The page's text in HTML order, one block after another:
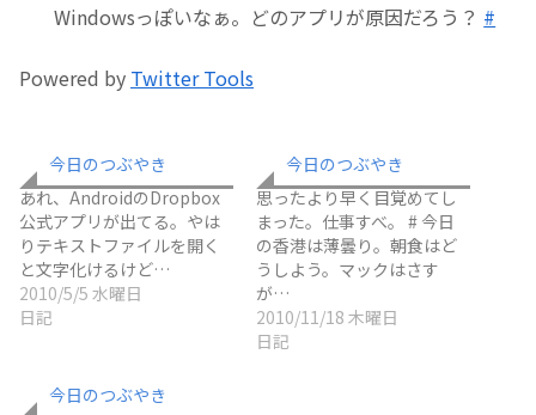
Windowsっぽいなぁ。どのアプリが原因だろう？ #
Powered by Twitter Tools
今日のつぶやき
あれ、AndroidのDropbox
公式アプリが出てる。やは
りテキストファイルを開く
と文字化けるけど…
2010/5/5 水曜日
日記
今日のつぶやき
思ったより早く目覚めてし
まった。仕事すべ。 # 今日
の香港は薄曇り。朝食はど
うしよう。マックはさす
が…
2010/11/18 木曜日
日記
今日のつぶやき